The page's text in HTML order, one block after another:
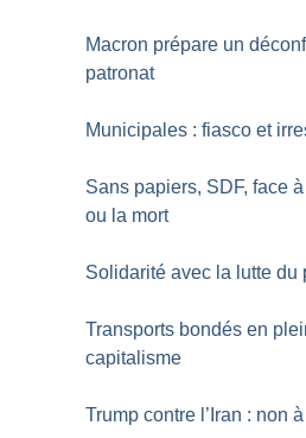
Macron prépare un
patronat
Municipales : fiasco et
Sans papiers, SDF, face
ou la mort
Solidarité avec la lutte du
Transports bondés en
capitalisme
Trump contre l’Iran : non